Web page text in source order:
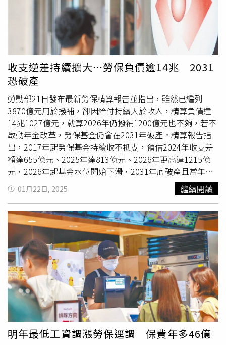
省下120多萬至180多萬元不等之藥費，推估首年即會有破
千名病友受惠，至第五年時則每年增加至約1,700病友。乳
癌年新增數突破1萬7！HER2標靶改寫高惡性命運 不斷進
化：單標靶→雙標靶→皮下注射依最新111年癌症登記報
告，乳癌依舊蟬聯女性癌症發生率第一名，新增個案數更一
舉突破1萬7千人，成為新增數最多的第一名，幾乎與男女
10大癌症冠軍的肺癌並駕齊驅。陳守棟理事長說，從癌登數
據分析，乳癌絕對是發生率的冠軍，診間經常可以看到40多
歲、甚至30多歲的患者，對這些仍在職場衝刺或身為家庭照
護支柱的女性來說，雖乳癌治療已有大幅進步，但在長時間
的治療下，仍會帶來不小的負擔。
收支逆差持續擴大…勞保負債逾14兆 2031
恐破產
勞動部21日發布最新勞保精算報告並指出，雖然已編列
3870億元用於撥補，卻因給付持續大於收入，精算負債達
14兆1027億元，就算2026年仍撥補1200億元也不夠，若不
啟動年金改革，勞保基金仍會在2031年破產。精算報告指
出，2017年起勞保基金持續收不抵支，預估2024年收支差
額達655億元、2025年達813億元、2026年更高達1215億
元，2026年起基金水位開始下滑，2031年底破產且當年基
金餘額為負846億元。勞動部勞動保險司長陳美女指出，隨
著領取老年年金人數增加，收支逆差將持續擴大，未來持續
鼓勵中高齡勞工續留職場，強化納保跟給付審查、強化基金
運用與投資。精算報告建議，勞工保險財務安全改革，尚待
集思廣益，兼顧各方利益和權益前提，配合政府財政資源分
配，研議妥適對策，建議未來仍應持續落實現行的撥補，並
視政府財政狀況和經濟發展情形，掌握政府財政繁榮時期，
研議加大撥補的力道；找到穩健的財源，提供有效投資增長
的平台，是未來可思考的方向。勞動部官員表示，基本上撥
補的金額希望不低於過去的每年1200億元規模，研議加大
撥補力道會視政府財政適時爭取，穩定財源並非只靠勞動
部，可能需要更上位的思考。此次精算報告較上次明顯樂
觀，原因包括資產報酬率假設增加至4.5％、投保薪資增長
率1.9％，投保人數則因高齡者就業及外國人來台工作等增
01月22日, 2025 繼續閱讀
明年最低工資調漲勞保逕調 保費年多46億